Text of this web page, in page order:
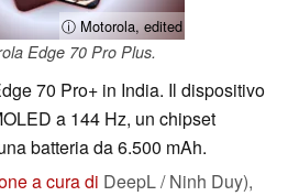
ⓘ Motorola, edited
Edge 70 Pro Plus.
70 Pro+ in India. Il dispositivo
a 144 Hz, un chipset
batteria da 6.500 mAh.
a cura di DeepL / Ninh Duy),